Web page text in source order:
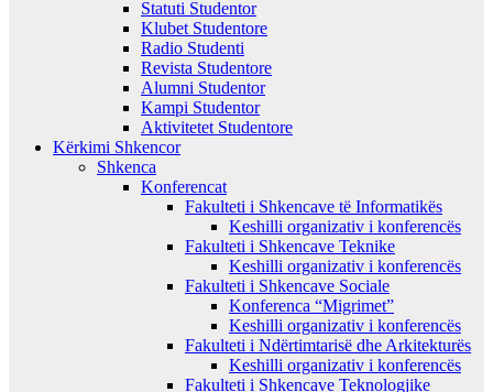
Statuti Studentor
Klubet Studentore
Radio Studenti
Revista Studentore
Alumni Studentor
Kampi Studentor
Aktivitetet Studentore
Kërkimi Shkencor
Shkenca
Konferencat
Fakulteti i Shkencave të Informatikës
Keshilli organizativ i konferencës
Fakulteti i Shkencave Teknike
Keshilli organizativ i konferencës
Fakulteti i Shkencave Sociale
Konferenca “Migrimet”
Keshilli organizativ i konferencës
Fakulteti i Ndërtimtarisë dhe Arkitekturës
Keshilli organizativ i konferencës
Fakulteti i Shkencave Teknologjike